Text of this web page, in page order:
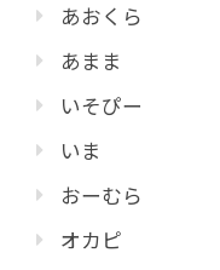
あおくら
あまま
いそぴー
いま
おーむら
オカピ